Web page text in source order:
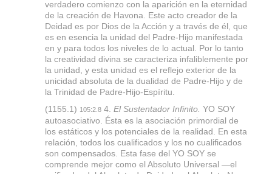
verdadero comienzo con la aparición en la eternidad
de la creación de Havona. Este acto creador de la
Deidad es por Dios de la Acción y a través de él, que
es en esencia la unidad del Padre-Hijo manifestada
en y para todos los niveles de lo actual. Por lo tanto
la creatividad divina se caracteriza infaliblemente por
la unidad, y esta unidad es el reflejo exterior de la
unicidad absoluta de la dualidad de Padre-Hijo y de
la Trinidad de Padre-Hijo-Espíritu.
(1155.1) 105:2.84. El Sustentador Infinito. YO SOY
autoasociativo. Ésta es la asociación primordial de
los estáticos y los potenciales de la realidad. En esta
relación, todos los cualificados y los no cualificados
son compensados. Esta fase del YO SOY se
comprende mejor como el Absoluto Universal —el